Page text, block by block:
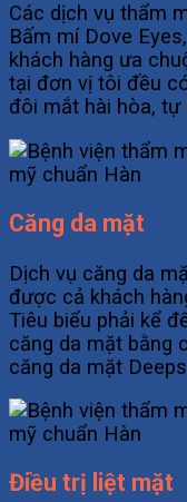
Các dịch vụ thẩm
Bấm mí Dove
khách hàng ưa
tại đơn vị tôi đều
đôi mắt hài hòa, tự
Căng da mặt
Dịch vụ căng da
được cả khách
Tiêu biểu phải kể
căng da mặt bằng
căng da mặt
Điều trị liệt mặt